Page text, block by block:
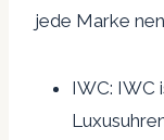
jede Marke
IWC: IWC